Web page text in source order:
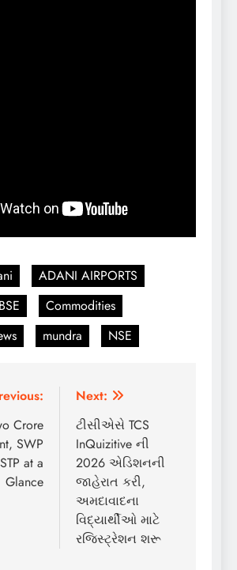
ADANI AIRPORTS
BSE
Commodities
mundra NSE
Crore
SWP
at a
Glance
Next:
ટીસીએસે TCS
InQuizitive ની
2026 એડિશનની
જાહેરાત કરી,
અમદાવાદના
વિદ્યાર્થીઓ માટે
રજિસ્ટ્રેશન શરૂ